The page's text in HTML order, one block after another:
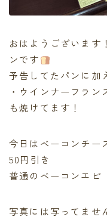
おはようございます
ンです
予告してたパンに加
・ウインナーフラ
も焼けてます！
今日はベーコンチー
50円引き
普通のベーコンエピ
写真には写ってませ